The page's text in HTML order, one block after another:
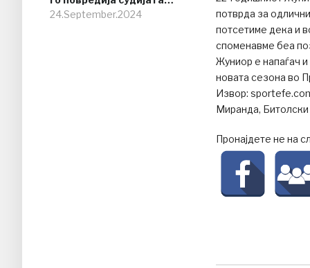
24.September.2024
потврда за
потсетиме дека и
споменавме беа
Жуниор е напаѓач
новата сезона во
Извор:
Миранда,
Пронајдете не на